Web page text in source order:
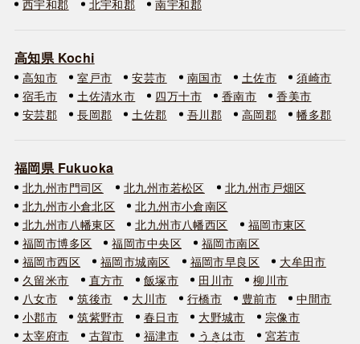
西宇和郡
北宇和郡 南宇和郡
高知県 Kochi
高知市 室戸市 安芸市 南国市 土佐市
須崎市
宿毛市
土佐清水市 四万十市 香南市
香美市
安芸郡
長岡郡 土佐郡 吾川郡 高岡郡 幡多郡
福岡県 Fukuoka
北九州市門司区 北九州市若松区
北九州市戸畑区
北九州市小倉北区
北九州市小倉南区
北九州市八幡東区
北九州市八幡西区
福岡市東区
福岡市博多区
福岡市中央区
福岡市南区
福岡市西区
福岡市城南区 福岡市早良区
大牟田市
久留米市
直方市 飯塚市 田川市
柳川市
八女市
筑後市 大川市 行橋市 豊前市
中間市
小郡市
筑紫野市 春日市 大野城市
宗像市
太宰府市
古賀市 福津市 うきは市
宮若市